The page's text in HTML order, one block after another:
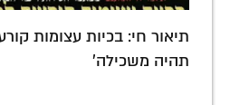
תיאור חי: בכיות עצומות
תהיה משכילה'